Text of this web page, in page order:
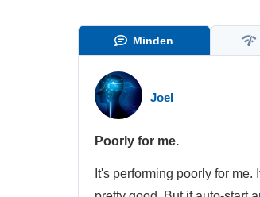
Minden
Joel
Poorly for me.
It's performing poorly for